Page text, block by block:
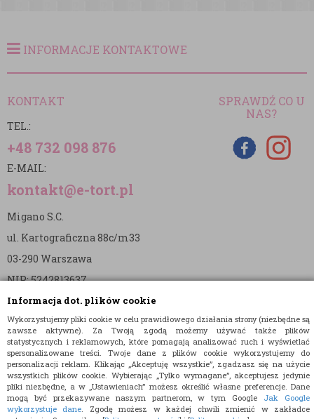
Informacja dot. plików cookie
Wykorzystujemy pliki cookie w celu prawidłowego działania strony (niezbędne są
zawsze aktywne). Za Twoją zgodą możemy używać także plików
statystycznych i reklamowych, które pomagają analizować ruch i wyświetlać
spersonalizowane treści. Twoje dane z plików cookie wykorzystujemy do
personalizacji reklam. Klikając „Akceptuję wszystkie”, zgadzasz się na użycie
wszystkich plików cookie. Wybierając „Tylko wymagane”, akceptujesz jedynie
pliki niezbędne, a w „Ustawieniach” możesz określić własne preferencje. Dane
mogą być przekazywane naszym partnerom, w tym Google Jak Google
wykorzystuje dane. Zgodę możesz w każdej chwili zmienić w zakładce
INFORMACJE KONTAKTOWE
KONTAKT
TEL.:
+48 732 098 876
E-MAIL:
kontakt@e-tort.pl
Migano S.C.
ul. Kartograficzna 88c/m33
03-290 Warszawa
NIP: 5242813637
REGON: 365874905
Nr konta (mBank):
36 1140 2004 0000 3902 8144 2737
SPRAWDŹ CO U
NAS?